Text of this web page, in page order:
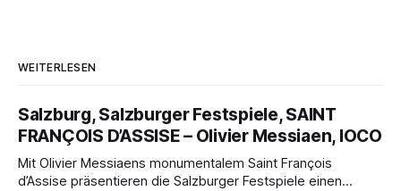
WEITERLESEN
Salzburg, Salzburger Festspiele, SAINT
FRANÇOIS D’ASSISE – Olivier Messiaen, IOCO
Mit Olivier Messiaens monumentalem Saint François
d’Assise präsentieren die Salzburger Festspiele einen